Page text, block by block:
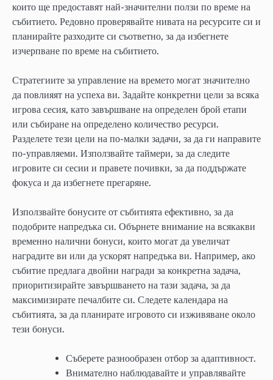
които ще предоставят най-значителни ползи по време на
събитието. Редовно проверявайте нивата на ресурсите си и
планирайте разходите си съответно, за да избегнете
изчерпване по време на събитието.
Стратегиите за управление на времето могат значително
да повлияят на успеха ви. Задайте конкретни цели за всяка
игрова сесия, като завършване на определен брой етапи
или събиране на определено количество ресурси.
Разделете тези цели на по-малки задачи, за да ги направите
по-управляеми. Използвайте таймери, за да следите
игровите си сесии и правете почивки, за да поддържате
фокуса и да избегнете прегаряне.
Използвайте бонусите от събитията ефективно, за да
подобрите напредъка си. Обърнете внимание на всякакви
временно налични бонуси, които могат да увеличат
наградите ви или да ускорят напредъка ви. Например, ако
събитие предлага двойни награди за конкретна задача,
приоритизирайте завършването на тази задача, за да
максимизирате печалбите си. Следете календара на
събитията, за да планирате игровото си изживяване около
тези бонуси.
Съберете разнообразен отбор за адаптивност.
Внимателно наблюдавайте и управлявайте